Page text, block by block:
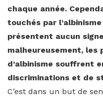
chaque année.
touchés par
présentent aucun
malheureusement, les
d’albinisme souffrent
discriminations et de
C’est dans un but de